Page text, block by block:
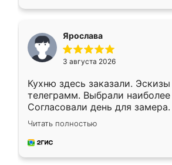
Ярослава
3 августа 2026
Кухню здесь заказали.
телеграмм. Выбрали
Согласовали день для
недели кухня была уже
довольны работой. Спасибо
мебель за качественную
Читать полностью